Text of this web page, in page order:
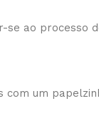
ao processo
um